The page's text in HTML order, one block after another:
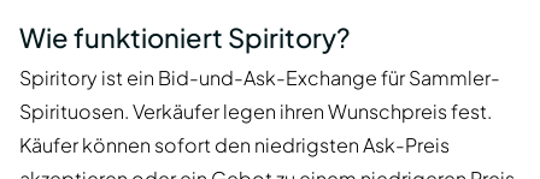
Wie funktioniert Spiritory?
Spiritory ist ein Bid-und-Ask-Exchange für Sammler-
Spirituosen. Verkäufer legen ihren Wunschpreis fest.
Käufer können sofort den niedrigsten Ask-Preis